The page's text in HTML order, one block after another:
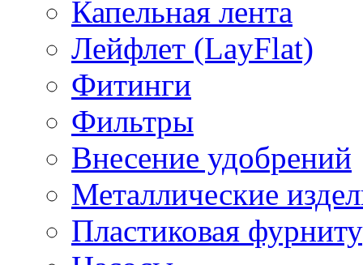
Капельная лента
Лейфлет (LayFlat)
Фитинги
Фильтры
Внесение удобрений
Металлические
Пластиковая